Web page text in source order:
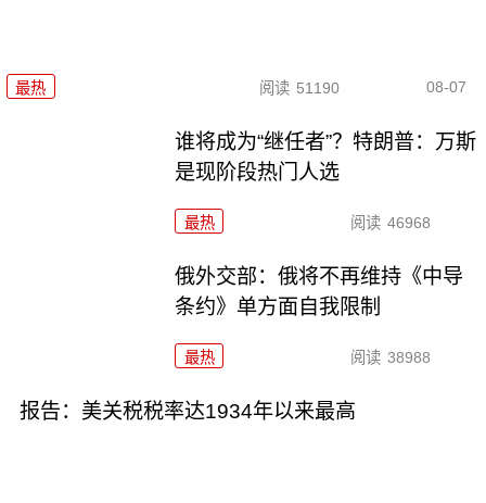
最热 阅读 51190 08-07
谁将成为“继任者”？特朗普：万斯
是现阶段热门人选
最热 阅读 46968
俄外交部：俄将不再维持《中导
条约》单方面自我限制
最热 阅读 38988
报告：美关税税率达1934年以来最高